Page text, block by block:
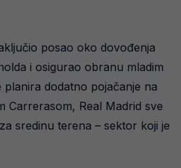
posao oko dovođenja
i osigurao obranu mladim
planira dodatno pojačanje na
Carrerasom, Real Madrid sve
sredinu terena – sektor koji je